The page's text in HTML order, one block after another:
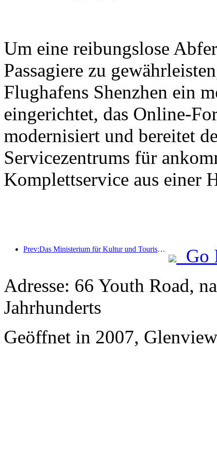
Um eine reibungslose
Passagiere zu
Flughafens Shenzhen ein
eingerichtet, das Online-
modernisiert und bereitet
Servicezentrums für
Komplettservice aus einer
Prev:Das Ministerium für Kultur und Tourismus berichtete, dass im Jahr 2025 16.994 Sehenswürdigkeiten der Kategorie A 7,51 Milliarden Besucher empfangen und Tourismuseinnahmen in Höhe von 554,49 Milliarden Yuan generiert haben.
Go
Adresse: 66 Youth Road,
Jahrhunderts
Geöffnet in 2007,